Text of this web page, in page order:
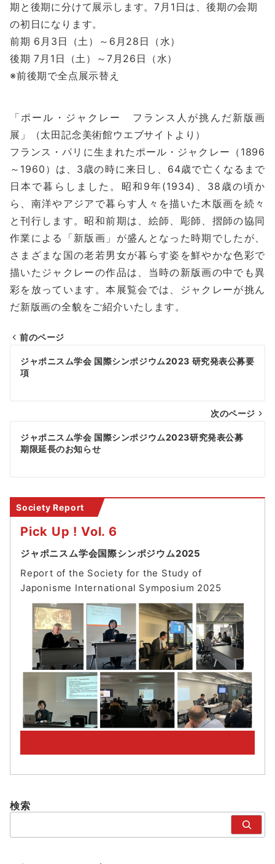
期と後期に分けて展示します。7月 1 日は、後期の会期
の初日になります。
前期 6 月 3 日（土）～ 6 月 28 日（水）
後期 7月 1 日（土）～ 7月 26 日（水）
※前後期で全点展示替え
「ポール・ジャクレー フランス人が挑んだ新版画
展」（太田記念美術館ウエブサイトより）
フランス・パリに生まれたポール・ジャクレー（ 1896
～ 1960 ）は、 3歳の時に来日し、 64歳で亡くなるまで
日本で暮らしました。昭和 9年(1934) 、 38 歳の頃か
ら、南洋やアジアで暮らす人々を描いた木版画を続々
と刊行します。昭和前期は、絵師、彫師、摺師の協同
作業による「新版画」が盛んとなった時期でしたが、
さまざまな国の老若男女が暮らす姿を鮮やかな色彩で
描いたジャクレーの作品は、当時の新版画の中でも異
彩を放っています。本展覧会では、ジャクレーが挑ん
だ新版画の全貌をご紹介いたします。
投
稿
ビ
ゲ
ー
シ
ョ
ン
前のページ
ジャポニスム学会 国際シンポジウム2023 研究発表公募要
項
次のページ
ジャポニスム学会 国際シンポジウム2023研究発表公募
期限延長のお知らせ
Society Report
Pick Up ! Vol. 6
ジャポニスム学会国際シンポジウム2025
Report of the Society for the Study of
Japonisme International Symposium 2025
検索